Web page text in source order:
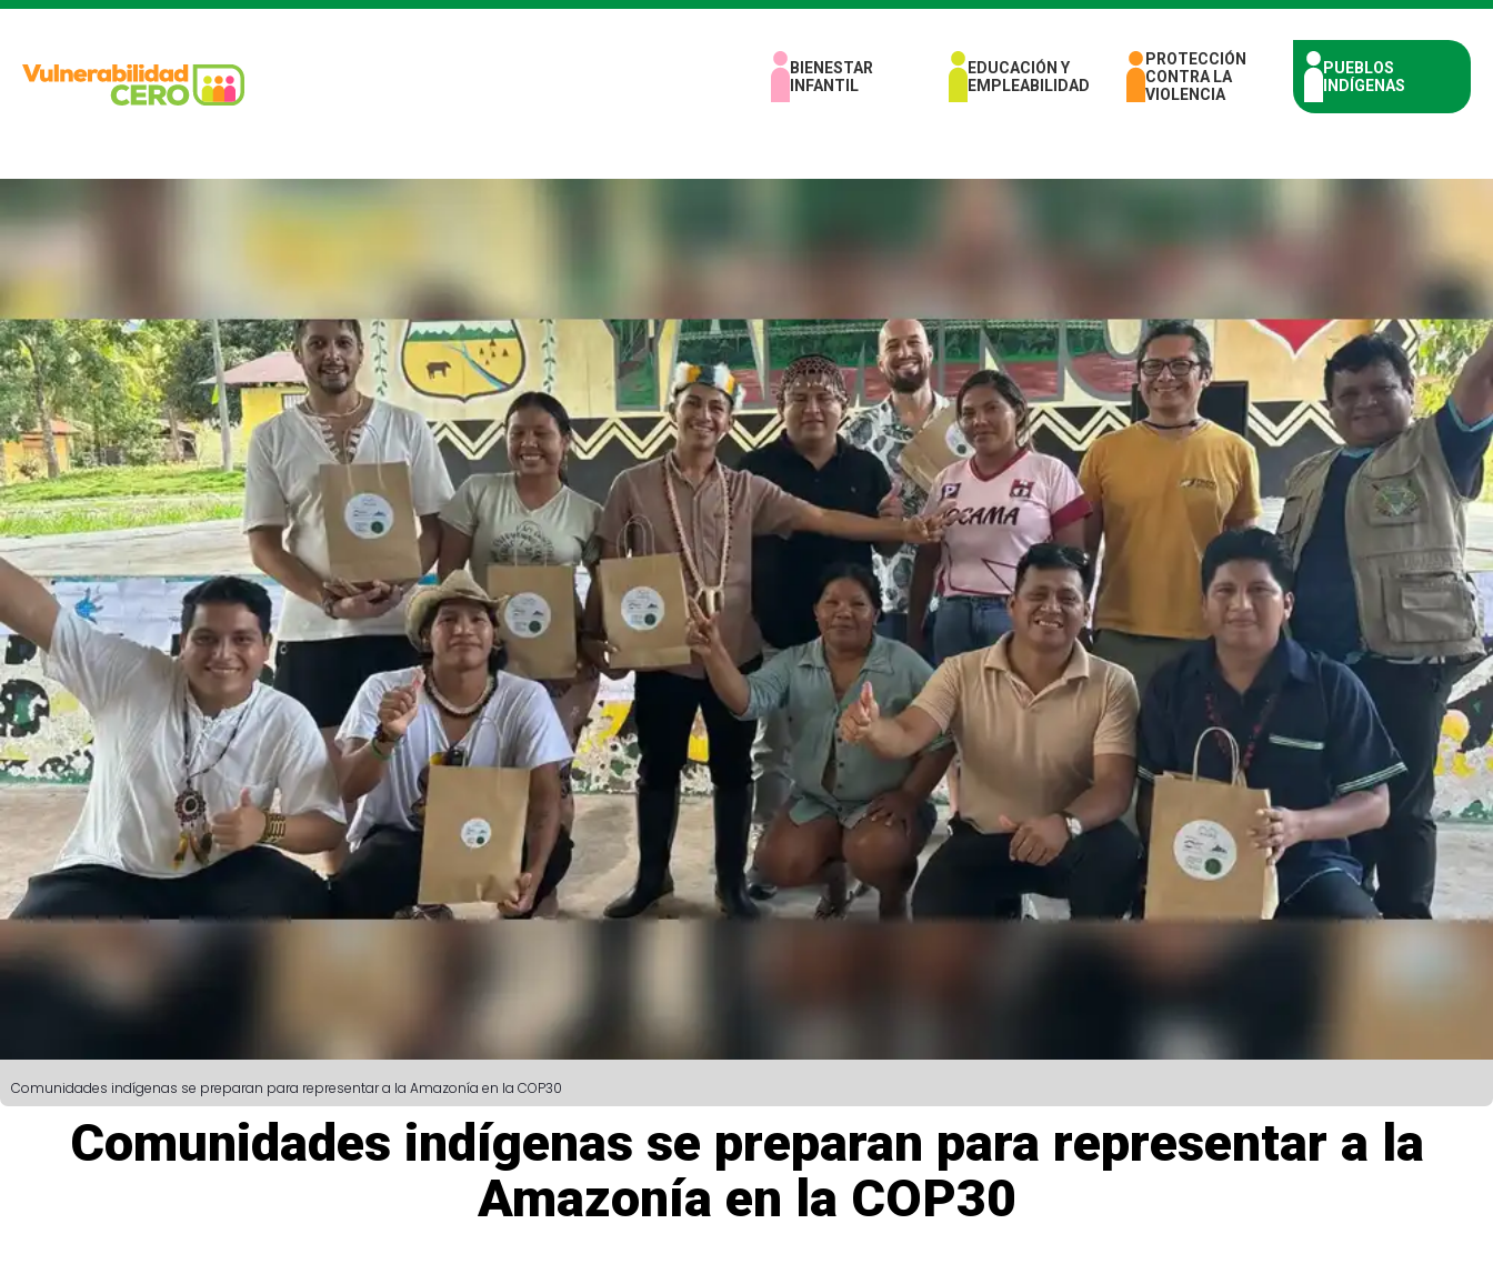
BIENESTAR
INFANTIL
EDUCACIÓN Y
EMPLEABILIDAD
PROTECCIÓN
CONTRA LA
VIOLENCIA
PUEBLOS
INDÍGENAS
Comunidades indígenas se preparan para representar a la Amazonía en la COP30
Comunidades indígenas se preparan para representar a la
Amazonía en la COP30